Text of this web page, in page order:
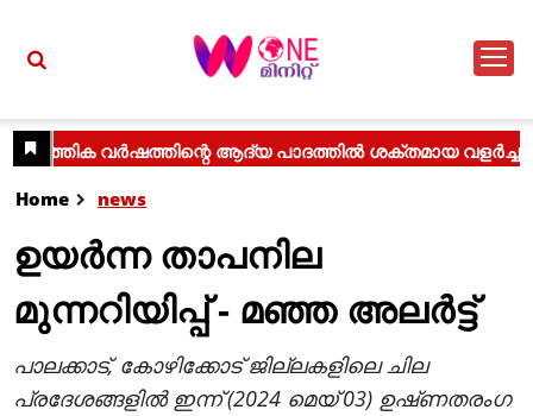
Home news
ഉയർന്ന താപനില
മുന്നറിയിപ്പ് - മഞ്ഞ അലർട്ട്
പാലക്കാട്, കോഴിക്കോട് ജില്ലകളിലെ ചില
പ്രദേശങ്ങളിൽ ഇന്ന് (2024 മെയ് 03) ഉഷ്‌ണതരംഗ